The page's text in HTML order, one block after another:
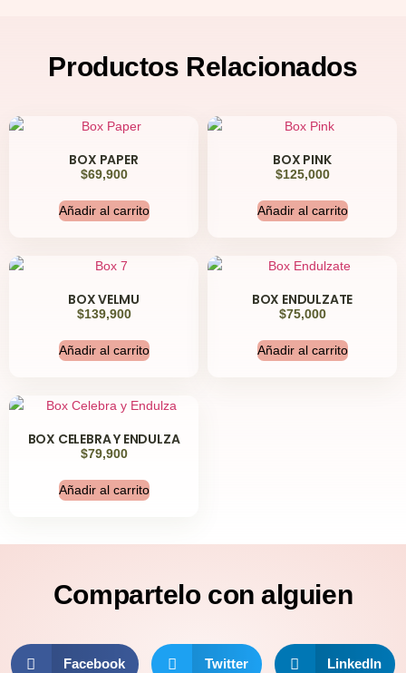
Productos Relacionados
BOX PAPER
$69,900
Añadir al carrito
BOX PINK
$125,000
Añadir al carrito
BOX VELMU
$139,900
Añadir al carrito
BOX ENDULZATE
$75,000
Añadir al carrito
BOX CELEBRA Y ENDULZA
$79,900
Añadir al carrito
Compartelo con alguien
Facebook Twitter LinkedIn